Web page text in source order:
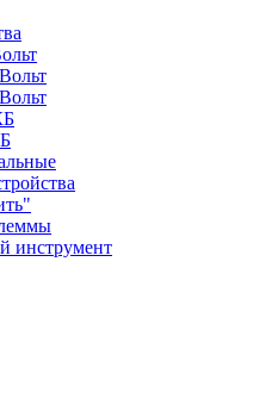
инструмент